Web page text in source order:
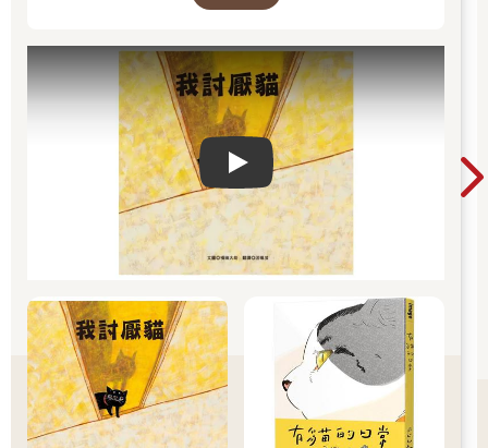
Play video